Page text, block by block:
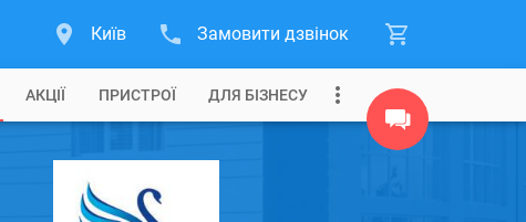
Київ Замовити дзвінок
АКЦІЇ ПРИСТРОЇ ДЛЯ БІЗНЕСУ